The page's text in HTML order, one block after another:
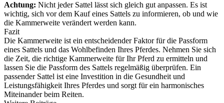
Achtung: Nicht jeder Sattel lässt sich gleich gut anpassen. Es ist
wichtig, sich vor dem Kauf eines Sattels zu informieren, ob und wie
die Kammerweite verändert werden kann.
Fazit
Die Kammerweite ist ein entscheidender Faktor für die Passform
eines Sattels und das Wohlbefinden Ihres Pferdes. Nehmen Sie sich
die Zeit, die richtige Kammerweite für Ihr Pferd zu ermitteln und
lassen Sie die Passform des Sattels regelmäßig überprüfen. Ein
passender Sattel ist eine Investition in die Gesundheit und
Leistungsfähigkeit Ihres Pferdes und sorgt für ein harmonisches
Miteinander beim Reiten.